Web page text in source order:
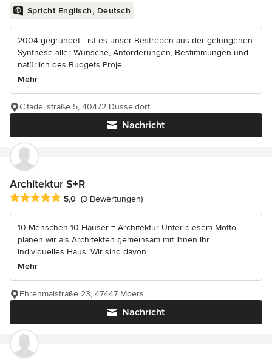
Spricht Englisch, Deutsch
2004 gegründet - ist es unser Bestreben aus der gelungenen
Synthese aller Wünsche, Anforderungen, Bestimmungen und
natürlich des Budgets Proje...
Mehr
Nachricht
Citadellstraße 5, 40472 Düsseldorf
Architektur S+R
Durchschnittliche Bewertung: 5 von 5 Sternen
5,0 (3 Bewertungen)
10 Menschen 10 Häuser = Architektur Unter diesem Motto
planen wir als Architekten gemeinsam mit Ihnen Ihr
individuelles Haus. Wir sind davon...
Mehr
Nachricht
Ehrenmalstraße 23, 47447 Moers